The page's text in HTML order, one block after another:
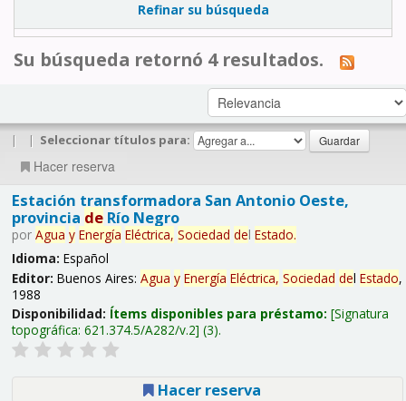
Refinar su búsqueda
Su búsqueda retornó 4 resultados.
| | Seleccionar títulos para:
Hacer reserva
Estación transformadora San Antonio Oeste,
provincia deRío Negro
por Agua y Energía Eléctrica, Sociedad del Estado.
Idioma: Español
Editor: Buenos Aires: Agua y Energía Eléctrica, Sociedad del Estado,
1988
Disponibilidad: Ítems disponibles para préstamo: Signatura
topográfica: 621.374.5/A282/v.2 (3).
Hacer reserva